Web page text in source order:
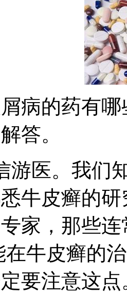
病的药有
答。
游医。我们
牛皮癣的
家，那些
在牛皮癣的
要注意这点